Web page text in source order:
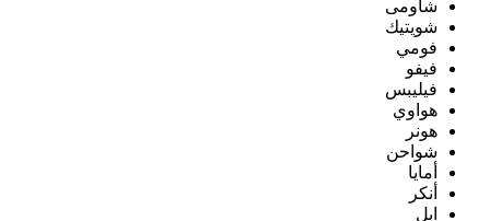
شاومى
شويتيك
فومي
فيفو
فيليبس
هواوي
هونر
شواحن
أمايا
أنكر
ابل